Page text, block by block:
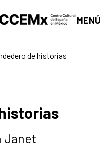
MENÚ
de historias
Janet